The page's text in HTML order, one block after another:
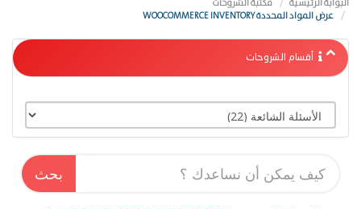
البوابة الرئيسية
مكتبة الشروحات
عرض المواد المحددة WOOCOMMERCE INVENTORY
أقسام الشروحات